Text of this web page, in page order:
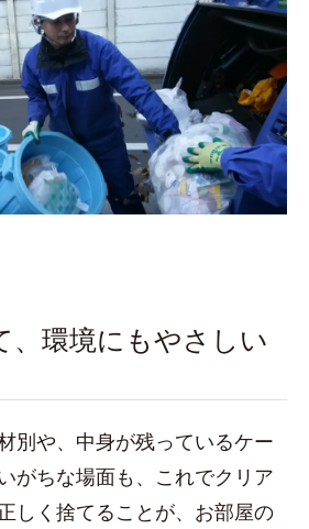
、環境にもやさしい
別や、中身が残っているケー
がちな場面も、これでクリア
しく捨てることが、お部屋の